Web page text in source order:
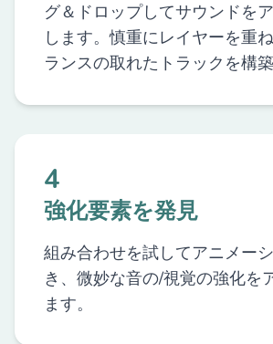
グ＆ドロップしてサウンドを
します。慎重にレイヤーを重
ランスの取れたトラックを構築
4
強化要素を発見
組み合わせを試してアニメー
き、微妙な音の/視覚の強化を
ます。